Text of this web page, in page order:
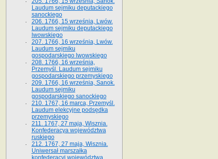
Laudum sejmiku deputackiego
sanockiego
206. 1766, 15 września, Lwów.
Laudum sejmiku deputackiego
lwowskiego
207. 1766, 16 września, Lwów.
Laudum sejmiku
gospodarskiego lwowskiego
208. 1766, 16 września,
Przemyśl. Laudum sejmiku
gospodarskiego przemyskiego
209. 1766, 16 września, Sanok.
Laudum sejmiku
gospodarskiego sanockiego
210. 1767, 16 marca, Przemyśl.
Laudum elekcyjne podsędka
przemyskiego
211. 1767, 27 maja, Wisznia.
Konfederacya województwa
ruskiego
212. 1767, 27 maja, Wisznia.
Uniwersał marszałka
konfederacyi województwa